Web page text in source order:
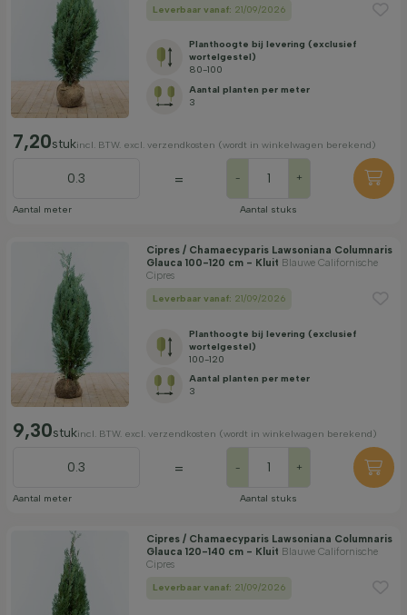
Leverbaar vanaf: 21/09/2026
Planthoogte bij levering (exclusief
wortelgestel)
80-100
Aantal planten per meter
3
7,20stukincl. BTW. excl. verzendkosten (wordt in winkelwagen berekend)
Aantal meter
= - +
Aantal stuks
Cipres / Chamaecyparis Lawsoniana Columnaris
Glauca 100-120 cm - Kluit Blauwe Californische
Cipres
Leverbaar vanaf: 21/09/2026
Planthoogte bij levering (exclusief
wortelgestel)
100-120
Aantal planten per meter
3
9,30stukincl. BTW. excl. verzendkosten (wordt in winkelwagen berekend)
Aantal meter
= - +
Aantal stuks
Cipres / Chamaecyparis Lawsoniana Columnaris
Glauca 120-140 cm - Kluit Blauwe Californische
Cipres
Leverbaar vanaf: 21/09/2026